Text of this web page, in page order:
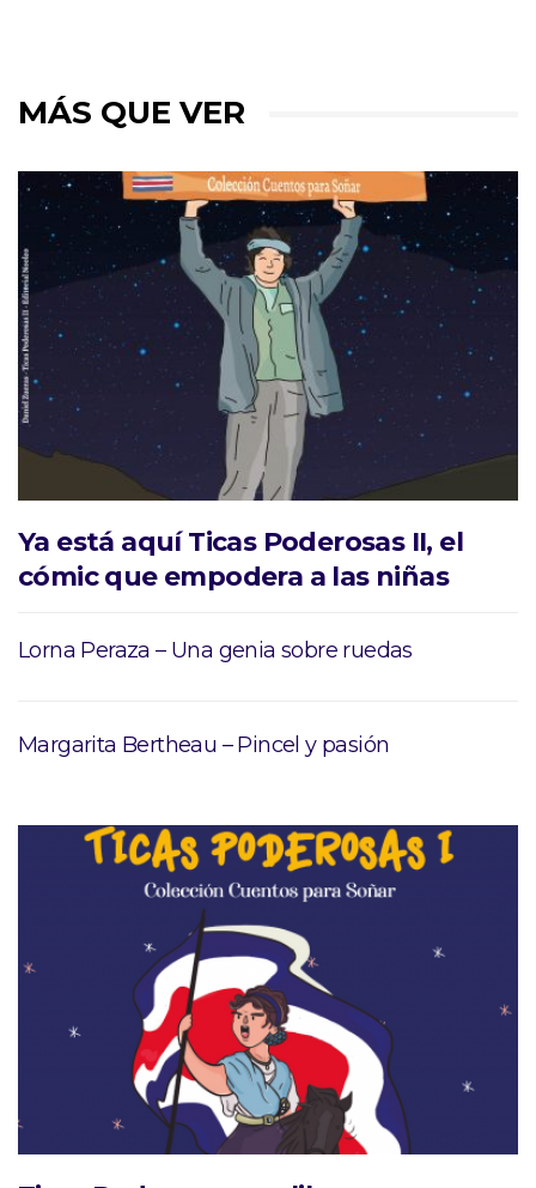
MÁS QUE VER
Ya está aquí Ticas Poderosas II, el
cómic que empodera a las niñas
Lorna Peraza – Una genia sobre ruedas
Margarita Bertheau – Pincel y pasión